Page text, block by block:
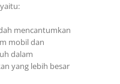
mencantumkan
mobil dan
dalam
yang lebih besar